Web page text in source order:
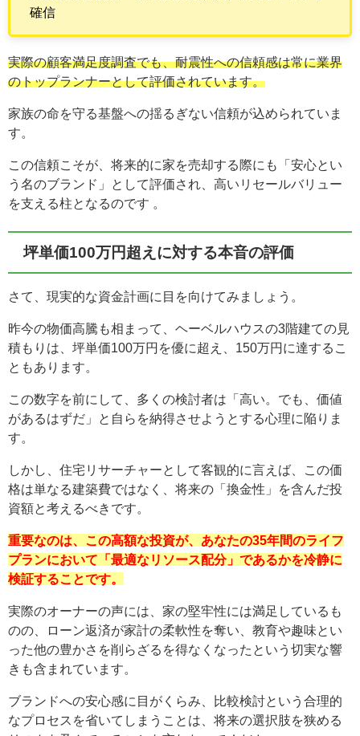
確信
実際の顧客満足度調査でも、耐震性への信頼感は常に業界
のトップランナーとして評価されています。
家族の命を守る基盤への揺るぎない信頼が込められていま
す。
この信頼こそが、将来的に家を売却する際にも「安心とい
う名のブランド」として評価され、高いリセールバリュー
を支える柱となるのです 。
坪単価100万円超えに対する本音の評価
さて、現実的な資金計画に目を向けてみましょう。
昨今の物価高騰も相まって、ヘーベルハウスの3階建ての見
積もりは、坪単価100万円を優に超え、150万円に達するこ
ともあります。
この数字を前にして、多くの検討者は「高い。でも、価値
があるはずだ」と自らを納得させようとする心理に陥りま
す。
しかし、住宅リサーチャーとして客観的に言えば、この価
格は単なる建築費ではなく、将来の「換金性」を含んだ投
資額と考えるべきです。
重要なのは、この高額な投資が、あなたの35年間のライフ
プランにおいて「最適なリソース配分」であるかを冷静に
検証することです。
実際のオーナーの声には、家の堅牢性には満足しているも
のの、ローン返済が家計の柔軟性を奪い、教育や趣味とい
った他の豊かさを削らざるを得なくなったという切実な響
きも含まれています。
ブランドへの安心感に目がくらみ、比較検討という合理的
なプロセスを省いてしまうことは、将来の選択肢を狭める